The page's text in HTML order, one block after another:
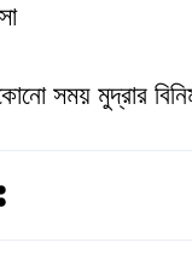
সময় মুদ্রার